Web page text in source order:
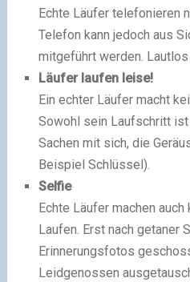
Echte Läufer telefonieren
Telefon kann jedoch aus
mitgeführt werden.
Läufer laufen leise!
Ein echter Läufer macht
Sowohl sein Laufschritt
Sachen mit sich, die
Beispiel Schlüssel).
Selfie
Echte Läufer machen
Laufen. Erst nach getaner
Erinnerungsfotos
Leidgenossen